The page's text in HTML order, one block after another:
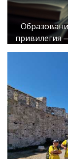
привилегия